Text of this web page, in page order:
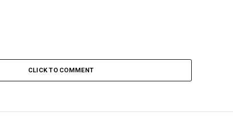
CLICK TO COMMENT